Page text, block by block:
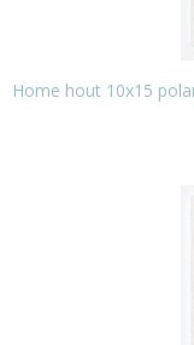
Home hout 10x15